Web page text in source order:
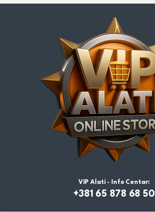
VIP Alati - Info Centar:
+381 65 878 68 50